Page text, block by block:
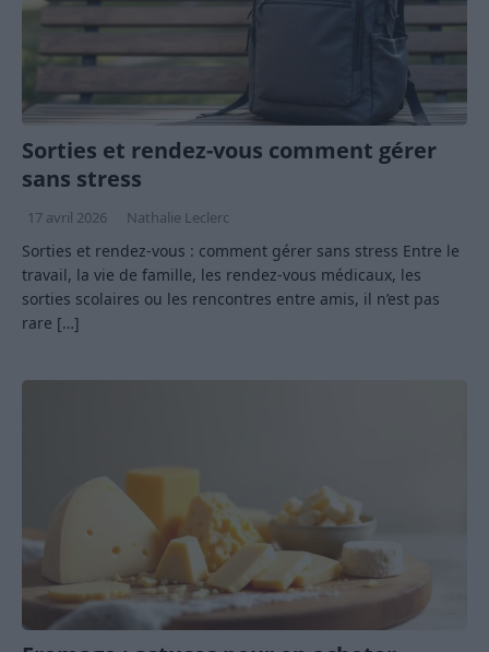
Sorties et rendez-vous comment gérer
sans stress
17 avril 2026 Nathalie Leclerc
Sorties et rendez-vous : comment gérer sans stress Entre le
travail, la vie de famille, les rendez-vous médicaux, les
sorties scolaires ou les rencontres entre amis, il n’est pas
rare […]